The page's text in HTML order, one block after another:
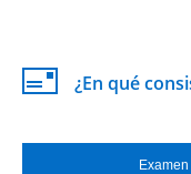
¿En qué